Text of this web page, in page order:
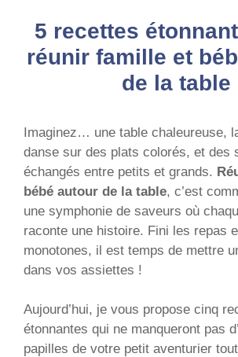
5 recettes
réunir famille et
de la table
Imaginez… une table chaleureuse,
danse sur des plats colorés, et des
échangés entre petits et grands.
bébé autour de la table, c’est
une symphonie de saveurs où
raconte une histoire. Fini les repas
monotones, il est temps de mettre
dans vos assiettes !
Aujourd’hui, je vous propose cinq
étonnantes qui ne manqueront pas
papilles de votre petit aventurier